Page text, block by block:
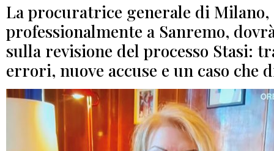
La procuratrice generale di
professionalmente a Sanremo,
sulla revisione del processo Stasi:
errori, nuove accuse e un caso che